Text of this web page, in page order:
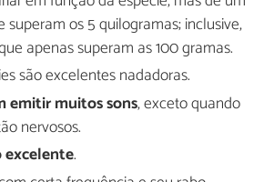
superam os 5 quilogramas; inclusive,
apenas superam as 100 gramas.
são excelentes nadadoras.
emitir muitos sons, exceto quando
nervosos.
excelente.